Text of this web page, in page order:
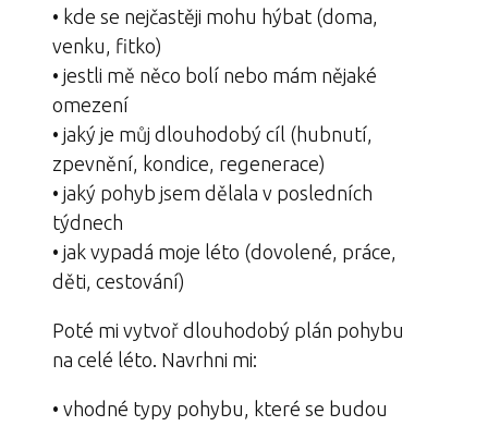
• kde se nejčastěji mohu hýbat (doma,
venku, fitko)
• jestli mě něco bolí nebo mám nějaké
omezení
• jaký je můj dlouhodobý cíl (hubnutí,
zpevnění, kondice, regenerace)
• jaký pohyb jsem dělala v posledních
týdnech
• jak vypadá moje léto (dovolené, práce,
děti, cestování)
Poté mi vytvoř dlouhodobý plán pohybu
na celé léto. Navrhni mi:
• vhodné typy pohybu, které se budou